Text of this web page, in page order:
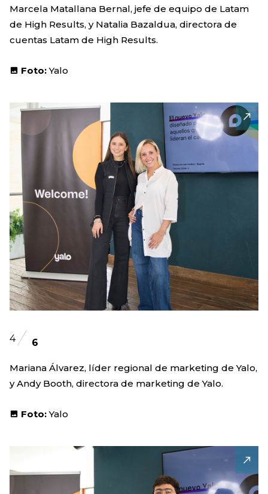
Marcela Matallana Bernal, jefe de equipo de Latam
de High Results, y Natalia Bazaldua, directora de
cuentas Latam de High Results.
Foto:Yalo
4 6
Mariana Álvarez, líder regional de marketing de Yalo,
y Andy Booth, directora de marketing de Yalo.
Foto:Yalo